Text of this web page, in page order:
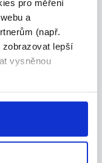
pro měření
a
(např.
lepší
vysněnou
s
práce)